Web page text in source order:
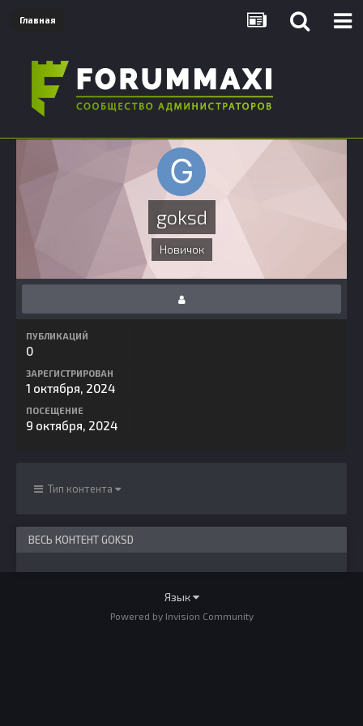
Главная
goksd
Новичок
ПУБЛИКАЦИЙ
0
ЗАРЕГИСТРИРОВАН
1 октября, 2024
ПОСЕЩЕНИЕ
9 октября, 2024
Тип контента
ВЕСЬ КОНТЕНТ GOKSD
Язык
Powered by Invision Community